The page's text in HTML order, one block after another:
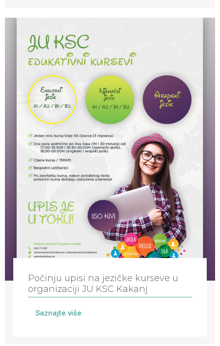
Počinju upisi na jezičke kurseve u
organizaciji JU KSC Kakanj
Saznajte više